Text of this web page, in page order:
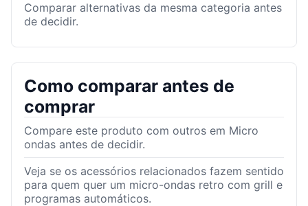
Comparar alternativas da mesma categoria antes
de decidir.
Como comparar antes de
comprar
Compare este produto com outros em Micro
ondas antes de decidir.
Veja se os acessórios relacionados fazem sentido
para quem quer um micro-ondas retro com grill e
programas automáticos.